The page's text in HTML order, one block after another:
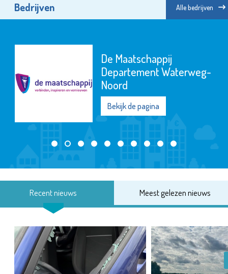
Bedrijven Alle bedrijven
De Maatschappij
Departement Waterweg-
Noord
Bekijk de pagina
Recent nieuws Meest gelezen nieuws